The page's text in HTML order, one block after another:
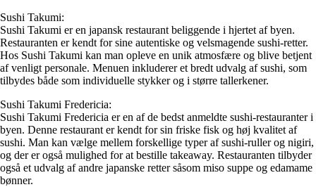
Sushi Takumi:
Sushi Takumi er en japansk restaurant beliggende i hjertet af byen.
Restauranten er kendt for sine autentiske og velsmagende sushi-retter.
Hos Sushi Takumi kan man opleve en unik atmosfære og blive betjent
af venligt personale. Menuen inkluderer et bredt udvalg af sushi, som
tilbydes både som individuelle stykker og i større tallerkener.
Sushi Takumi Fredericia:
Sushi Takumi Fredericia er en af de bedst anmeldte sushi-restauranter i
byen. Denne restaurant er kendt for sin friske fisk og høj kvalitet af
sushi. Man kan vælge mellem forskellige typer af sushi-ruller og nigiri,
og der er også mulighed for at bestille takeaway. Restauranten tilbyder
også et udvalg af andre japanske retter såsom miso suppe og edamame
bønner.